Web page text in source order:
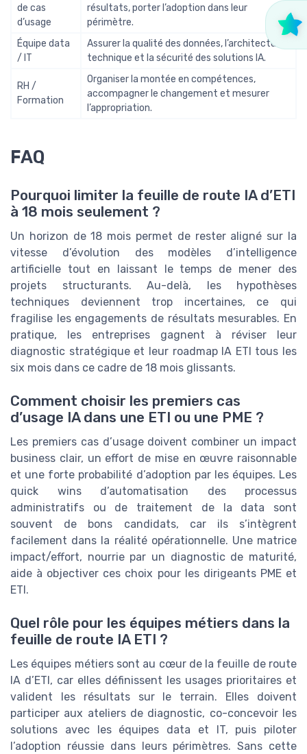
de cas
d’usage
résultats, porter l’adoption dans leur
périmètre.
Équipe data
/ IT
Assurer la qualité des données, l’architecture
technique et la sécurité des solutions IA.
RH /
Formation
Organiser la montée en compétences,
accompagner le changement et mesurer
l’appropriation.
FAQ
Pourquoi limiter la feuille de route IA d’ETI
à 18 mois seulement ?
Un horizon de 18 mois permet de rester aligné sur la
vitesse d’évolution des modèles d’intelligence
artificielle tout en laissant le temps de mener des
projets structurants. Au-delà, les hypothèses
techniques deviennent trop incertaines, ce qui
fragilise les engagements de résultats mesurables. En
pratique, les entreprises gagnent à réviser leur
diagnostic stratégique et leur roadmap IA ETI tous les
six mois dans ce cadre de 18 mois glissants.
Comment choisir les premiers cas
d’usage IA dans une ETI ou une PME ?
Les premiers cas d’usage doivent combiner un impact
business clair, un effort de mise en œuvre raisonnable
et une forte probabilité d’adoption par les équipes. Les
quick wins d’automatisation des processus
administratifs ou de traitement de la data sont
souvent de bons candidats, car ils s’intègrent
facilement dans la réalité opérationnelle. Une matrice
impact/effort, nourrie par un diagnostic de maturité,
aide à objectiver ces choix pour les dirigeants PME et
ETI.
Quel rôle pour les équipes métiers dans la
feuille de route IA ETI ?
Les équipes métiers sont au cœur de la feuille de route
IA d’ETI, car elles définissent les usages prioritaires et
valident les résultats sur le terrain. Elles doivent
participer aux ateliers de diagnostic, co-concevoir les
solutions avec les équipes data et IT, puis piloter
l’adoption réussie dans leurs périmètres. Sans cette